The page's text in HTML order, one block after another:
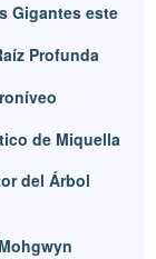
Gigantes este
Profunda
de Miquella
del Árbol